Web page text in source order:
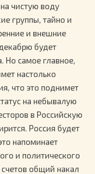
чистую воду
группы, тайно и
и внешние
будет
Но самое главное,
настолько
что это поднимет
на небывалую
в Российскую
Россия будет
напоминает
и политического
счетов общий накал